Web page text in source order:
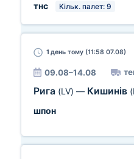
тнс
Кільк. палет: 9
1 день тому (11:58 07.08)
09.08–14.08
Рига (LV) — Кишинів
шпон